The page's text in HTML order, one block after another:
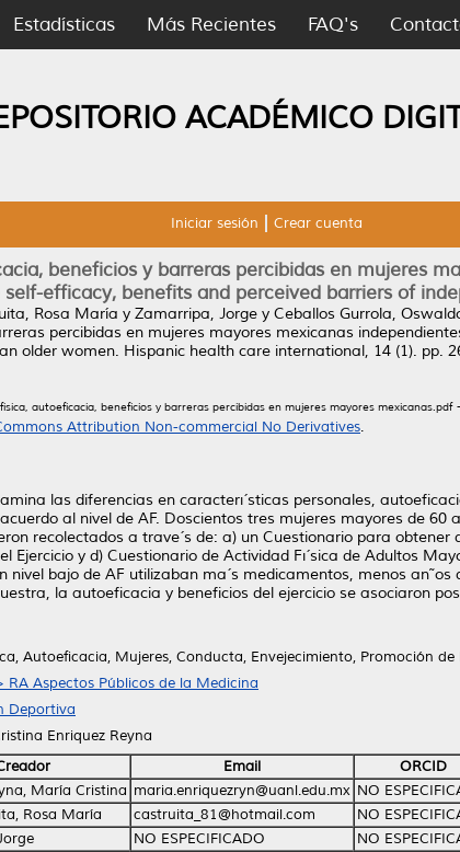
Estadísticas Más Recientes FAQ's
ACADÉMICO
Iniciar sesión Crear cuenta
beneficios y barreras percibidas en mujeres
efficacy, benefits and perceived barriers of
Rosa María y Zamarripa, Jorge y Ceballos Gurrola,
percibidas en mujeres mayores mexicanas
older women. Hispanic health care international, 14 (1). pp.
autoeficacia, beneficios y barreras percibidas en mujeres mayores mexicanas.pdf
Attribution Non-commercial No Derivatives.
las diferencias en caracterı´sticas personales,
al nivel de AF. Doscientos tres mujeres mayores de 60
recolectados a trave´s de: a) un Cuestionario para
Ejercicio y d) Cuestionario de Actividad Fı´sica de Adultos
bajo de AF utilizaban ma´s medicamentos, menos
la autoeficacia y beneficios del ejercicio se asociaron
Autoeficacia, Mujeres, Conducta, Envejecimiento, Promoción de
RA Aspectos Públicos de la Medicina
Deportiva
Enriquez Reyna
Email
ORCID
María Cristina maria.enriquezryn@uanl.edu.mx NO
Rosa María
castruita_81@hotmail.com
NO
NO ESPECIFICADO
NO